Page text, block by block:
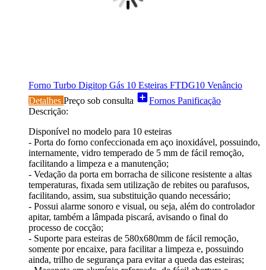
Forno Turbo Digitop Gás 10 Esteiras FTDG10 Venâncio
Detalhes Preço sob consulta add_boxFornos Panificação
Descrição:
Disponível no modelo para 10 esteiras
- Porta do forno confeccionada em aço inoxidável, possuindo,
internamente, vidro temperado de 5 mm de fácil remoção,
facilitando a limpeza e a manutenção;
- Vedação da porta em borracha de silicone resistente a altas
temperaturas, fixada sem utilização de rebites ou parafusos,
facilitando, assim, sua substituição quando necessário;
- Possui alarme sonoro e visual, ou seja, além do controlador
apitar, também a lâmpada piscará, avisando o final do
processo de cocção;
- Suporte para esteiras de 580x680mm de fácil remoção,
somente por encaixe, para facilitar a limpeza e, possuindo
ainda, trilho de segurança para evitar a queda das esteiras;